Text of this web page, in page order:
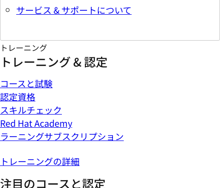
サービス & サポートについて
トレーニング
トレーニング & 認定
コースと試験
認定資格
スキルチェック
Red Hat Academy
ラーニングサブスクリプション
トレーニングの詳細
注目のコースと認定